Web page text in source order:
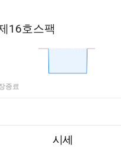
16호스팩
종료
시세